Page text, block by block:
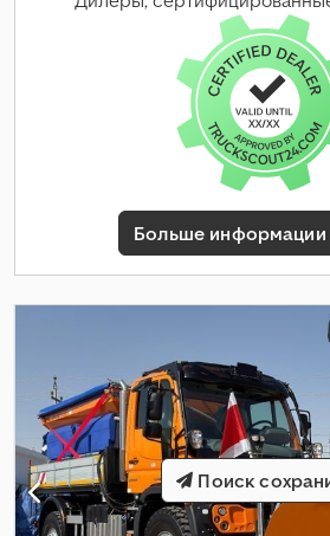
Больше информации
Поиск